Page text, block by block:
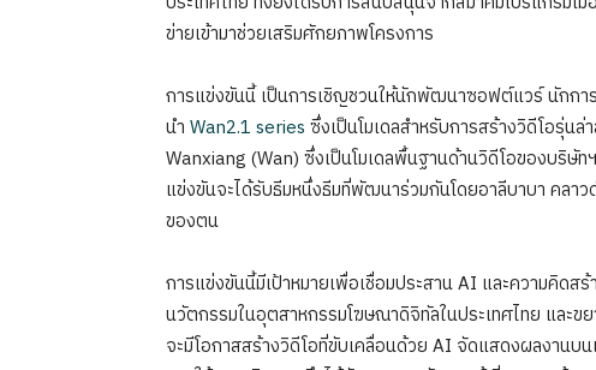
ข่ายเข้ามาช่วยเสริมศักยภาพโครงการ
การแข่งขันนี้ เป็นการเชิญชวนให้นักพัฒนาซอฟต์แวร์ นักก
นำ Wan2.1 series ซึ่งเป็นโมเดลสำหรับการสร้างวิดีโอรุ่น
Wanxiang (Wan) ซึ่งเป็นโมเดลพื้นฐานด้านวิดีโอของบริษั
แข่งขันจะได้รับธีมหนึ่งธีมที่พัฒนาร่วมกันโดยอาลีบาบา คลา
ของตน
การแข่งขันนี้มีเป้าหมายเพื่อเชื่อมประสาน AI และความคิดส
นวัตกรรมในอุตสาหกรรมโฆษณาดิจิทัลในประเทศไทย และข
จะมีโอกาสสร้างวิดีโอที่ขับเคลื่อนด้วย AI จัดแสดงผลงานบ